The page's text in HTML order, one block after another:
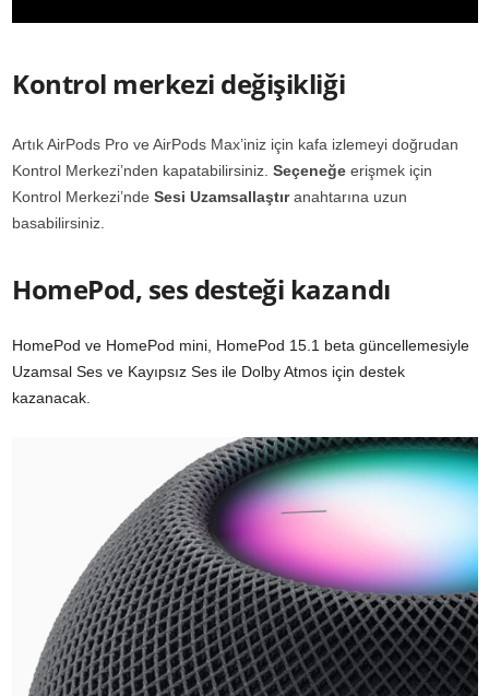
Kontrol merkezi değişikliği
Artık AirPods Pro ve AirPods Max’iniz için kafa izlemeyi doğrudan
Kontrol Merkezi’nden kapatabilirsiniz. Seçeneğe erişmek için
Kontrol Merkezi’nde Sesi Uzamsallaştıranahtarına uzun
basabilirsiniz.
HomePod, ses desteği kazandı
HomePod ve HomePod mini, HomePod 15.1 beta güncellemesiyle
Uzamsal Ses ve Kayıpsız Ses ile Dolby Atmos için destek
kazanacak.